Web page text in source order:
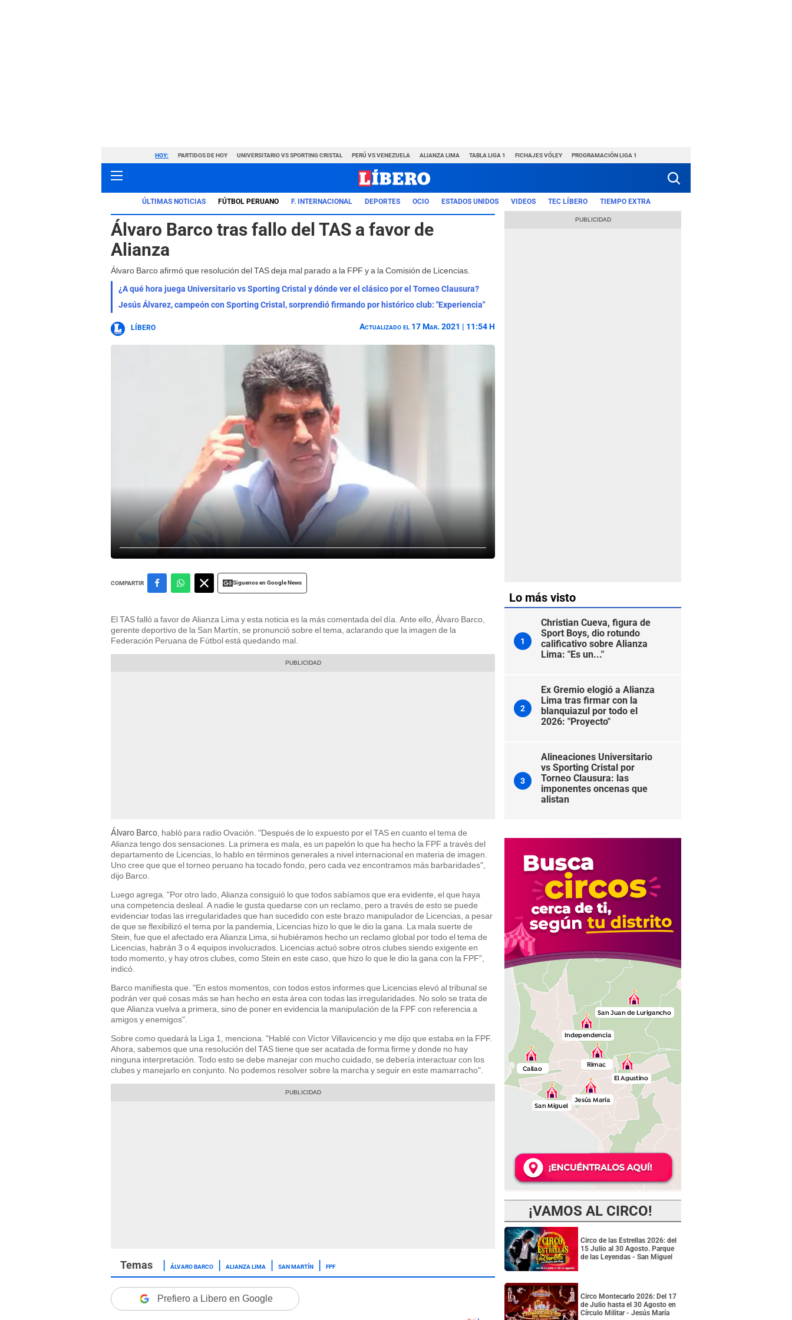
HOY: PARTIDOS DE HOY UNIVERSITARIO VS SPORTING CRISTAL PERÚ VS VENEZUELA ALIANZA LIMA TABLA LIGA 1 FICHAJES VÓLEY PROGRAMACIÓN LIGA 1
ÚLTIMAS NOTICIAS FÚTBOL PERUANO F. INTERNACIONAL DEPORTES OCIO ESTADOS UNIDOS VIDEOS TEC LÍBERO TIEMPO EXTRA
Álvaro Barco tras fallo del TAS a favor de
Alianza
Álvaro Barco afirmó que resolución del TAS deja mal parado a la FPF y a la Comisión de Licencias.
¿A qué hora juega Universitario vs Sporting Cristal y dónde ver el clásico por el Torneo Clausura?
Jesús Álvarez, campeón con Sporting Cristal, sorprendió firmando por histórico club: "Experiencia"
LÍBERO Actualizado el 17 Mar. 2021 | 11:54 H
COMPARTIR Siguenos en Google News
El TAS falló a favor de Alianza Lima y esta noticia es la más comentada del día. Ante ello, Álvaro Barco,
gerente deportivo de la San Martín, se pronunció sobre el tema, aclarando que la imagen de la
Federación Peruana de Fútbol está quedando mal.
Álvaro Barco , habló para radio Ovación. "Después de lo expuesto por el TAS en cuanto el tema de
Alianza tengo dos sensaciones. La primera es mala, es un papelón lo que ha hecho la FPF a través del
departamento de Licencias, lo hablo en términos generales a nivel internacional en materia de imagen.
Uno cree que que el torneo peruano ha tocado fondo, pero cada vez encontramos más barbaridades",
dijo Barco.
Luego agrega. "Por otro lado, Alianza consiguió lo que todos sabíamos que era evidente, el que haya
una competencia desleal. A nadie le gusta quedarse con un reclamo, pero a través de esto se puede
evidenciar todas las irregularidades que han sucedido con este brazo manipulador de Licencias, a pesar
de que se flexibilizó el tema por la pandemia, Licencias hizo lo que le dio la gana. La mala suerte de
Stein, fue que el afectado era Alianza Lima, si hubiéramos hecho un reclamo global por todo el tema de
Licencias, habrán 3 o 4 equipos involucrados. Licencias actuó sobre otros clubes siendo exigente en
todo momento, y hay otros clubes, como Stein en este caso, que hizo lo que le dio la gana con la FPF",
indicó.
Barco manifiesta que. "En estos momentos, con todos estos informes que Licencias elevó al tribunal se
podrán ver qué cosas más se han hecho en esta área con todas las irregularidades. No solo se trata de
que Alianza vuelva a primera, sino de poner en evidencia la manipulación de la FPF con referencia a
amigos y enemigos".
Sobre como quedará la Liga 1, menciona. "Hablé con Víctor Villavicencio y me dijo que estaba en la FPF.
Ahora, sabemos que una resolución del TAS tiene que ser acatada de forma firme y donde no hay
ninguna interpretación. Todo esto se debe manejar con mucho cuidado, se debería interactuar con los
clubes y manejarlo en conjunto. No podemos resolver sobre la marcha y seguir en este mamarracho".
ÁLVARO BARCO ALIANZA LIMA SAN MARTÍN FPF
Prefiero a Libero en Google
Lo más visto
1
Christian Cueva, figura de
Sport Boys, dio rotundo
calificativo sobre Alianza
Lima: "Es un..."
2
Ex Gremio elogió a Alianza
Lima tras firmar con la
blanquiazul por todo el
2026: "Proyecto"
3
Alineaciones Universitario
vs Sporting Cristal por
Torneo Clausura: las
imponentes oncenas que
alistan
¡VAMOS AL CIRCO!
Circo de las Estrellas 2026: del
15 Julio al 30 Agosto. Parque
de las Leyendas - San Miguel
Circo Montecarlo 2026: Del 17
de Julio hasta el 30 Agosto en
Círculo Militar - Jesús María